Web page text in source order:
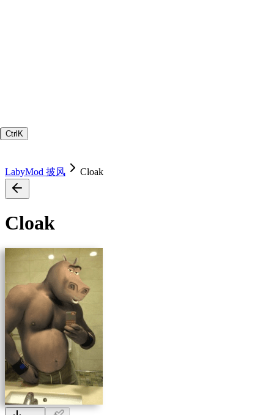
Ctrl K
LabyMod 披风 Cloak
Cloak